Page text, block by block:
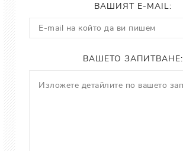
ВАШИЯТ E-MAIL:
ВАШЕТО ЗАПИТВАНЕ: